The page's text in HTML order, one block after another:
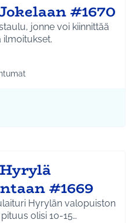
#1670
jonne voi kiinnittää
ilmoitukset.
Jokela
mukaan: Kulttuuri ja
#1669
Hyrylän valopuiston
olisi 10-15…